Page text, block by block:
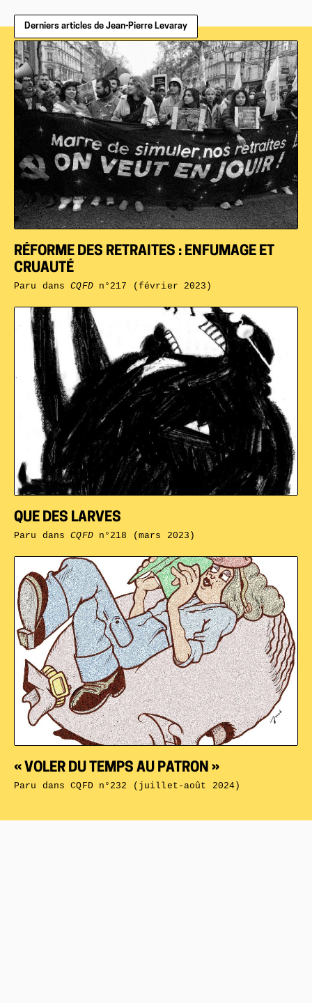
Derniers articles de Jean-Pierre Levaray
« VOLER DU TEMPS AU PATRON »
Paru dansCQFD n°232 (juillet-août 2024)
QUE DES LARVES
Paru dansCQFDn°218 (mars 2023)
RÉFORME DES RETRAITES : ENFUMAGE ET
CRUAUTÉ
Paru dansCQFDn°217 (février 2023)